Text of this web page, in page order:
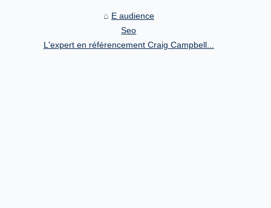
E audience
Seo
L'expert en référencement Craig Campbell...